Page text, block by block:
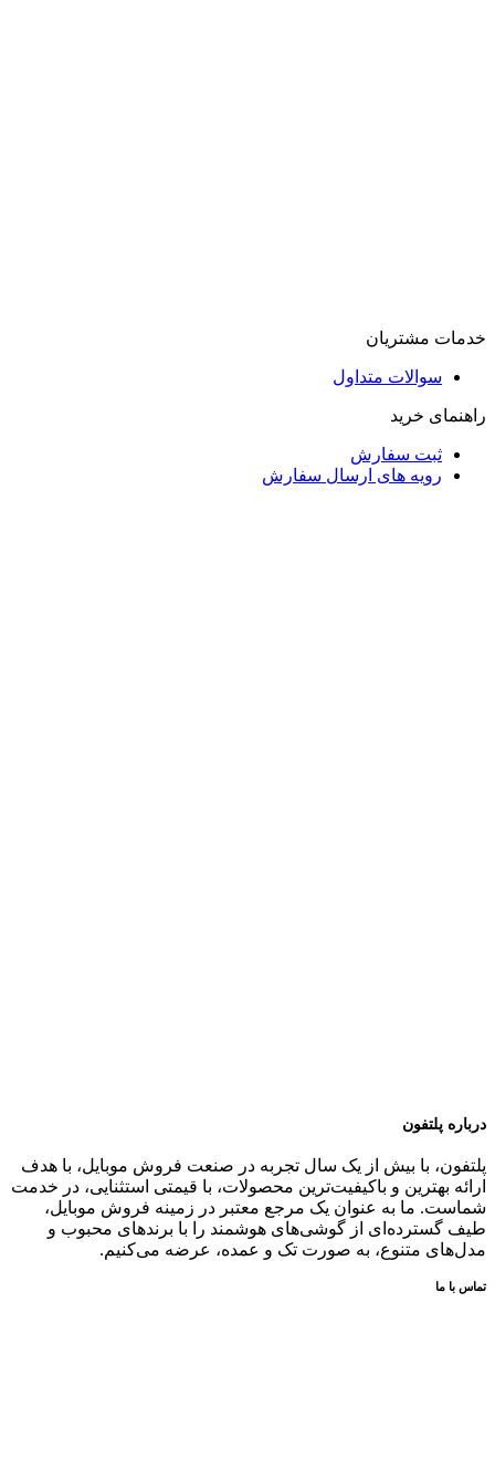
خدمات مشتریان
سوالات متداول
راهنمای خرید
ثبت سفارش
رویه های ارسال سفارش
درباره پلتفون
پلتفون، با بیش از یک سال تجربه در صنعت فروش موبایل، با هدف
ارائه بهترین و باکیفیت‌ترین محصولات، با قیمتی استثنایی، در خدمت
شماست. ما به عنوان یک مرجع معتبر در زمینه فروش موبایل،
طیف گسترده‌ای از گوشی‌های هوشمند را با برندهای محبوب و
مدل‌های متنوع، به صورت تک و عمده، عرضه می‌کنیم.
تماس با ما